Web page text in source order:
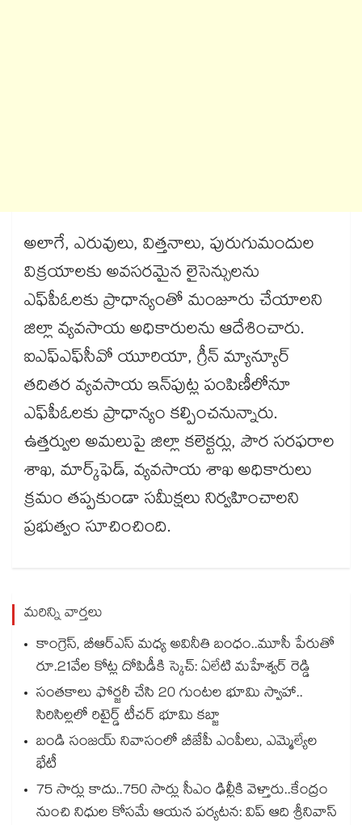
అలాగే, ఎరువులు, విత్తనాలు, పురుగుమందుల
విక్రయాలకు అవసరమైన లైసెన్సులను
ఎఫ్‌‌పీఓలకు ప్రాధాన్యంతో మంజూరు చేయాలని
జిల్లా వ్యవసాయ అధికారులను ఆదేశించారు.
ఐఎఫ్‌‌ఎఫ్‌‌సీవో యూరియా, గ్రీన్ మ్యాన్యూర్
తదితర వ్యవసాయ ఇన్‌‌పుట్ల పంపిణీలోనూ
ఎఫ్‌‌పీఓలకు ప్రాధాన్యం కల్పించనున్నారు.
ఉత్తర్వుల అమలుపై జిల్లా కలెక్టర్లు, పౌర సరఫరాల
శాఖ, మార్క్‌‌ఫెడ్, వ్యవసాయ శాఖ అధికారులు
క్రమం తప్పకుండా సమీక్షలు నిర్వహించాలని
ప్రభుత్వం సూచించింది.
మరిన్ని వార్తలు
కాంగ్రెస్, బీఆర్ఎస్ మధ్య అవినీతి బంధం..మూసీ పేరుతో
రూ.21వేల కోట్ల దోపిడీకి స్కెచ్: ఏలేటి మహేశ్వర్ రెడ్డి
సంతకాలు ఫోర్జరీ చేసి 20 గుంటల భూమి స్వాహా..
సిరిసిల్లలో రిటైర్డ్ టీచర్ భూమి కబ్జా
బండి సంజయ్ నివాసంలో బీజేపీ ఎంపీలు, ఎమ్మెల్యేల
భేటీ
75 సార్లు కాదు..75‌‌‌‌‌‌‌‌0 సార్లు సీఎం ఢిల్లీకి వెళ్తారు..కేంద్రం
నుంచి నిధుల కోసమే ఆయన పర్యటన: విప్ ఆది శ్రీనివాస్